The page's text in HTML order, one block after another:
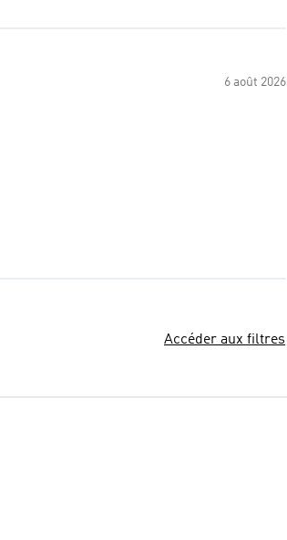
6 août 2026
Accéder aux filtres